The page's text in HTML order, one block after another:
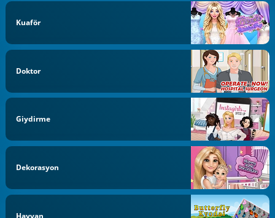
Kuaför
Doktor
Giydirme
Dekorasyon
Hayvan